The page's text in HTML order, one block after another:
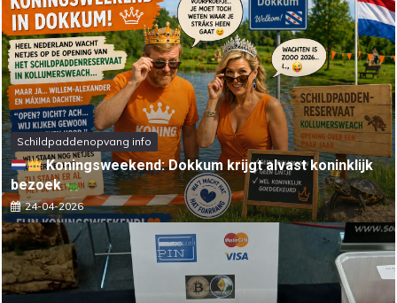
Schildpaddenopvang info
Koningsweekend: Dokkum krijgt alvast koninklijk
bezoek
24-04-2026